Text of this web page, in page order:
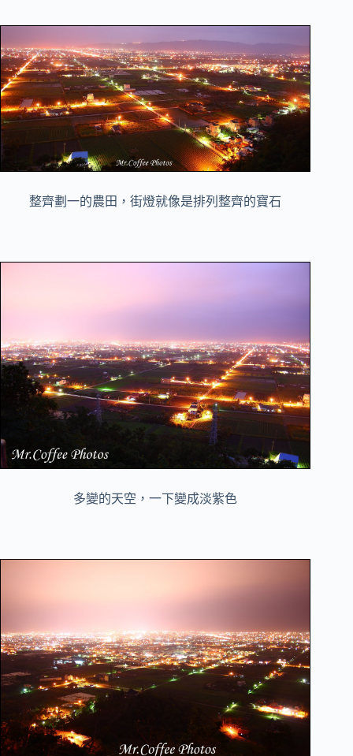
整齊劃一的農田，街燈就像是排列整齊的寶石
多變的天空，一下變成淡紫色